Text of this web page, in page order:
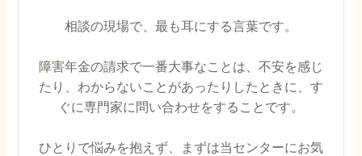
相談の現場で、最も耳にする言葉です。
障害年金の請求で一番大事なことは、不安を感じ
たり、わからないことがあったりしたときに、す
ぐに専門家に問い合わせをすることです。
ひとりで悩みを抱えず、まずは当センターにお気